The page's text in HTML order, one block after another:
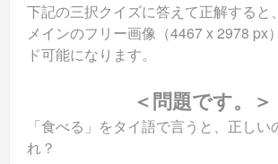
下記の三択クイズに答えて正解すると
メインのフリー画像（4467 x 2978 px
ド可能になります。
＜問題です。＞
「食べる」をタイ語で言うと、正し
れ？